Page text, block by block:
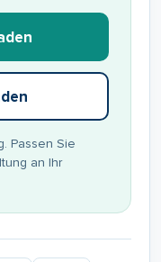
Passen Sie
an Ihr